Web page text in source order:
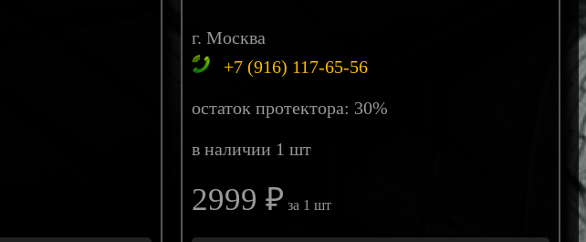
г. Москва
+7 (916) 117-65-56
остаток протектора: 30%
в наличии 1 шт
2999 ₽ за 1 шт